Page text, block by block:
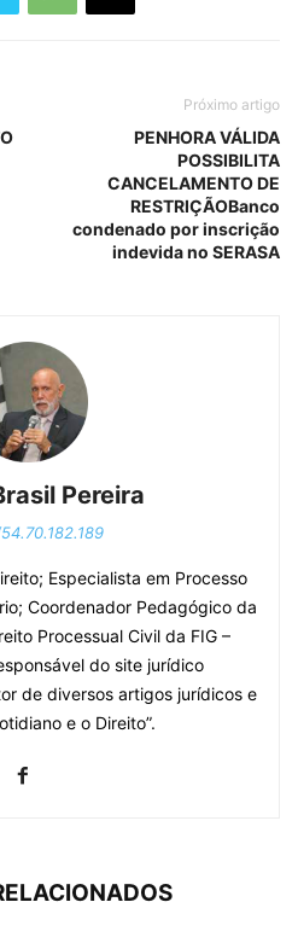
Próximo artigo
PENHORA VÁLIDA
POSSIBILITA
CANCELAMENTO DE
RESTRIÇÃOBanco
condenado por inscrição
indevida no SERASA
Pereira
Especialista em Processo
Coordenador Pedagógico da
Processual Civil da FIG –
do site jurídico
de diversos artigos jurídicos e
e o Direito”.